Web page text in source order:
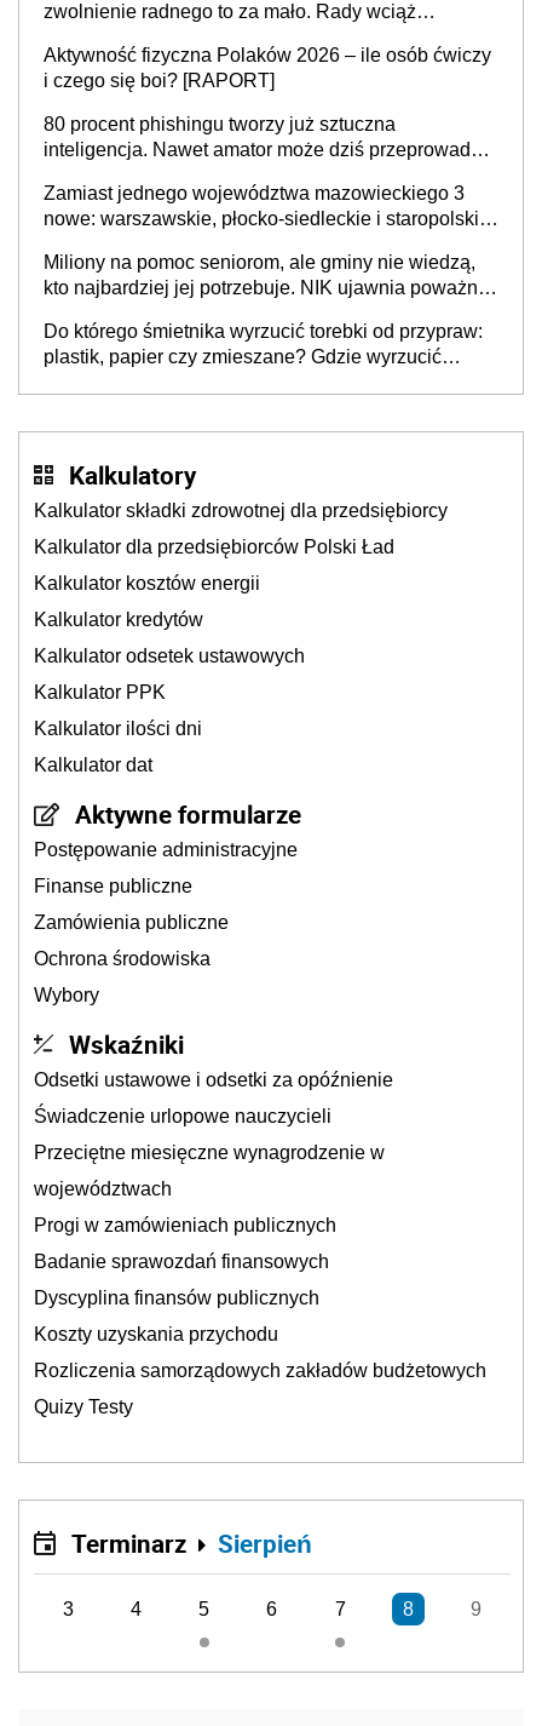
zwolnienie radnego to za mało. Rady wciąż
sprawy
Aktywność fizyczna Polaków 2026 – ile osób ćwiczy
i czego się boi? [RAPORT]
80 procent phishingu tworzy już sztuczna
inteligencja. Nawet amator może dziś przeprowadzić
Zamiast jednego województwa mazowieckiego 3
nowe: warszawskie, płocko-siedleckie i staropolskie.
stołecznych
Miliony na pomoc seniorom, ale gminy nie wiedzą,
kto najbardziej jej potrzebuje. NIK ujawnia poważną
Do którego śmietnika wyrzucić torebki od przypraw:
plastik, papier czy zmieszane? Gdzie wyrzucić
Kalkulatory
Kalkulator składki zdrowotnej dla przedsiębiorcy
Kalkulator dla przedsiębiorców Polski Ład
Kalkulator kosztów energii
Kalkulator kredytów
Kalkulator odsetek ustawowych
Kalkulator PPK
Kalkulator ilości dni
Kalkulator dat
Aktywne formularze
Postępowanie administracyjne
Finanse publiczne
Zamówienia publiczne
Ochrona środowiska
Wybory
Wskaźniki
Odsetki ustawowe i odsetki za opóźnienie
Świadczenie urlopowe nauczycieli
Przeciętne miesięczne wynagrodzenie w
województwach
Progi w zamówieniach publicznych
Badanie sprawozdań finansowych
Dyscyplina finansów publicznych
Koszty uzyskania przychodu
Rozliczenia samorządowych zakładów budżetowych
Quizy Testy
Terminarz Sierpień
3 4 5 6 7 8 9